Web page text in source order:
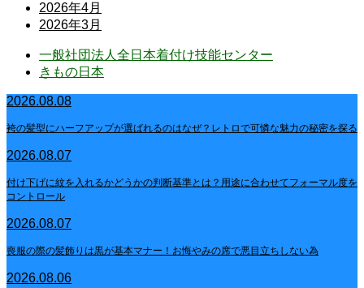
2026年4月
2026年3月
一般社団法人全日本着付け技能センター
きもの日本
2026.08.08
袴の髪型にハーフアップが選ばれるのはなぜ？レトロで可憐な魅力の秘密を探る
2026.08.07
付け下げに紋を入れるかどうかの判断基準とは？用途に合わせてフォーマル度を
コントロール
2026.08.07
喪服の際の髪飾りは黒が基本マナー！お悔やみの席で悪目立ちしない為
2026.08.06